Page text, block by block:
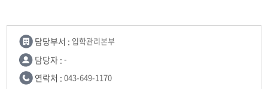
담당부서 : 입학관리본부
담당자 : -
연락처 : 043-649-1170